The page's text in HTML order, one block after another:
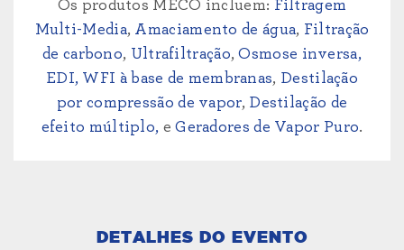
Os produtos MECO incluem: Filtragem
Multi-Media, Amaciamento de água, Filtração
de carbono, Ultrafiltração,Osmose inversa,
EDI, WFI à base de membranas, Destilação
por compressão de vapor, Destilação de
efeito múltiplo, eGeradores de Vapor Puro.
DETALHES DO EVENTO